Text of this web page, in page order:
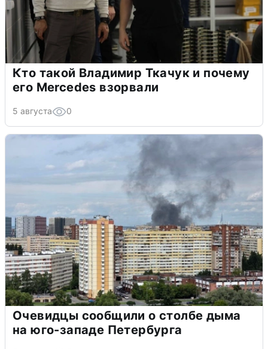
Кто такой Владимир Ткачук и почему
его Mercedes взорвали
5 августа 0
Очевидцы сообщили о столбе дыма
на юго-западе Петербурга